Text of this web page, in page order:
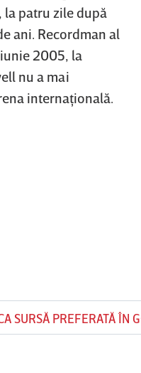
patru zile după
ani. Recordman al
2005, la
nu a mai
internaţională.
SURSĂ PREFERATĂ ÎN